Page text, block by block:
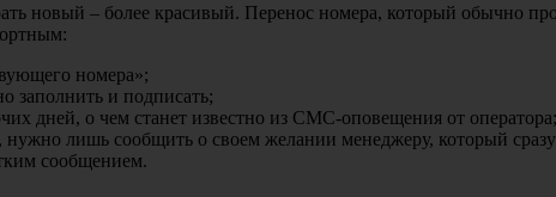
новый – более красивый. Перенос номера, который обычно
номера»;
заполнить и подписать;
дней, о чем станет известно из СМС-оповещения от оператора;
лишь сообщить о своем желании менеджеру, который
сообщением.